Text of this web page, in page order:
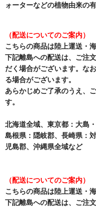
ォーターなどの植物由来の
（配送についてのご案内）
こちらの商品は陸上運送・
下記離島への配送は、ご注
だく場合がございます。な
る場合がございます。
あらかじめご了承のうえ、
す。
北海道全域、東京都：大島
島根県：隠岐郡、長崎県：
児島郡、沖縄県全域など
（配送についてのご案内）
こちらの商品は陸上運送・
下記離島への配送は、ご注